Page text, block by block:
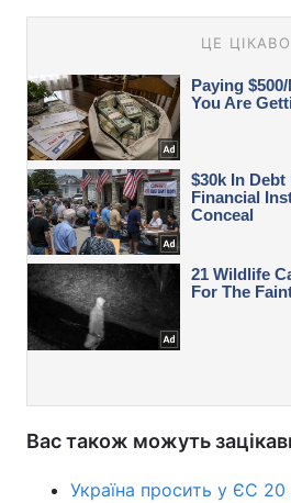
Вас також можуть
Україна просить у ЄС 20